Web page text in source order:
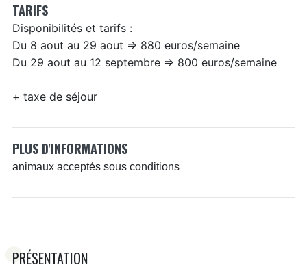
TARIFS
Disponibilités et tarifs :
Du 8 aout au 29 aout => 880 euros/semaine
Du 29 aout au 12 septembre => 800 euros/semaine
+ taxe de séjour
PLUS D'INFORMATIONS
animaux acceptés sous conditions
PRÉSENTATION